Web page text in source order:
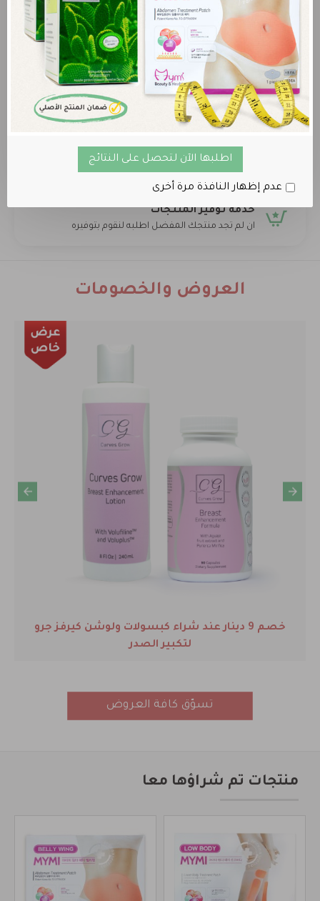
اطلبها الآن لتحصل على النتائج
عدم إظهار النافذة مرة أخرى
المنتج الأصلي 100%
نضمن لك حصولك على المنتج الاصلي فقط
خصم عند طلب أكثر من علبة
خدمة توفير المنتجات
ان لم تجد منتجك المفضل اطلبه لنقوم بتوفيره
العروض والخصومات
خصم 9 دينار عند شراء كبسولات ولوشن كيرفز جرو
لتكبير الصدر
تسوّق كافة العروض
منتجات تم شراؤها معا